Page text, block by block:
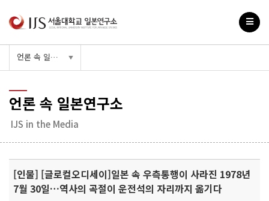
언론 속 일본연구소 ▼
언론 속 일본연구소
IJS in the Media
[인물] [글로컬오디세이]일본 속 우측통행이 사라진 1978년
7월 30일…역사의 곡절이 운전석의 자리까지 옮기다